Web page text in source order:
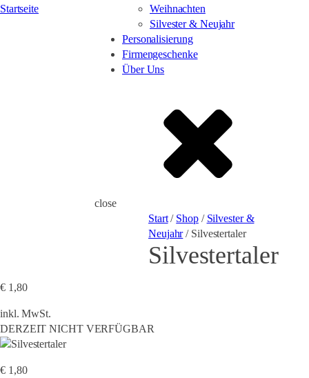
Weihnachten
Silvester & Neujahr
Personalisierung
Firmengeschenke
Über Uns
close
Start/ Shop/ Silvester &
Neujahr/ Silvestertaler
Silvestertaler
€1,80
inkl. MwSt.
DERZEIT NICHT VERFÜGBAR
€1,80